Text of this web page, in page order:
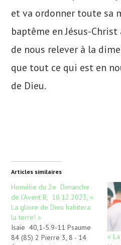
et va ordonner toute sa
baptême en Jésus-
de nous relever à la
que tout ce qui est en
de Dieu.
Articles similaires
Homélie du 2e Dimanche
de l’Avent B, 10.12.2023, «
La gloire de Dieu habitera
la terre! »
Isaïe 40,1-5.9-11 Psaume
84 (85) 2 Pierre 3, 8 - 14
«